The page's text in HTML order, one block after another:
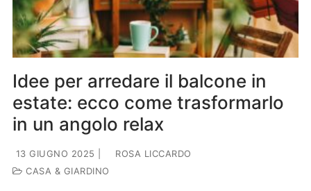
Idee per arredare il balcone in
estate: ecco come trasformarlo
in un angolo relax
13 GIUGNO 2025
ROSA LICCARDO
CASA & GIARDINO